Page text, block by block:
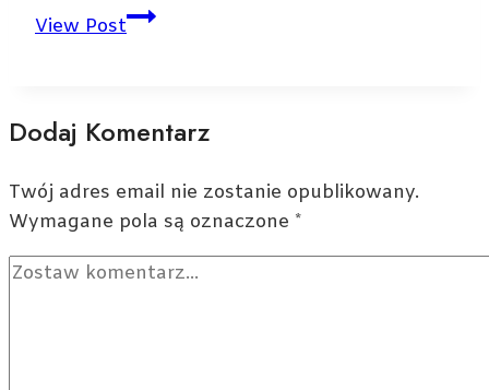
View PostTeatr
—
miejsc
oferuje
widownia
tego
Dodaj Komentarz
Twój adres email nie zostanie opublikowany.
Wymagane pola są oznaczone *